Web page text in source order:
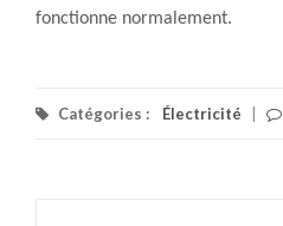
fonctionne normalement.
Catégories : Électricité